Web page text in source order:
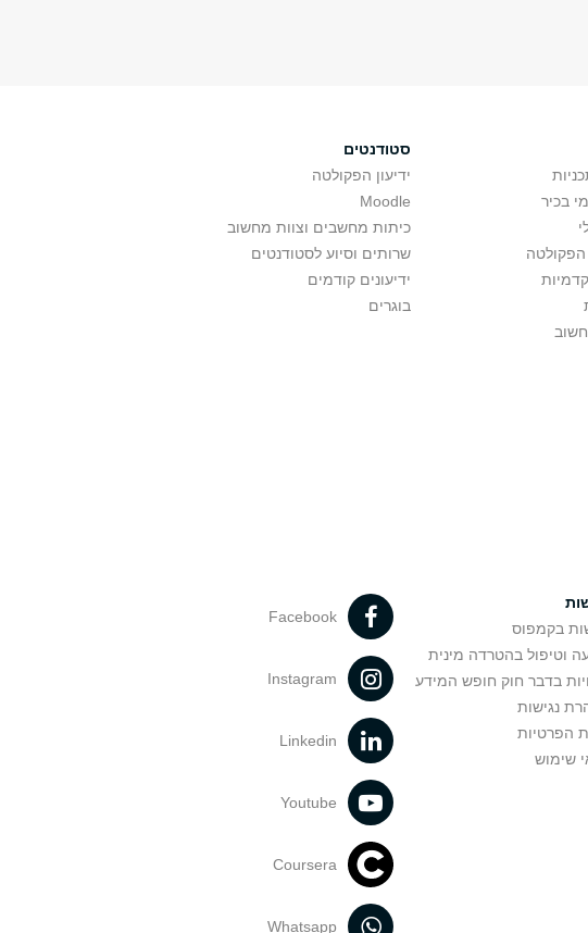
בכיר
הפקולטה
סטודנטים
ידיעון הפקולטה
Moodle
כיתות מחשבים וצוות מחשוב
שרותים וסיוע לסטודנטים
ידיעונים קודמים
בוגרים
בקמפוס
וטיפול בהטרדה מינית
בדבר חוק חופש המידע
נגישות
הפרטיות
שימוש
Facebook
Instagram
Linkedin
Youtube
Coursera
Whatsapp